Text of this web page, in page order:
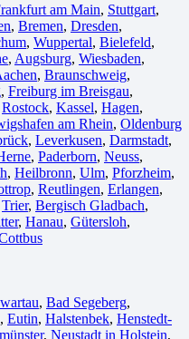
am Main, Stuttgart,
, Bremen, Dresden,
, Wuppertal⁠, Bielefeld⁠,
, Augsburg, Wiesbaden⁠,
, Braunschweig,
, Freiburg im Breisgau⁠,
Rostock⁠, Kassel⁠, Hagen,
am Rhein⁠, Oldenburg
, Leverkusen, Darmstadt⁠,
, Paderborn, Neuss,
, Heilbronn, Ulm⁠, Pforzheim,
, Reutlingen, Erlangen⁠,
Trier⁠, Bergisch Gladbach,
, Hanau, Gütersloh,
, Bad Segeberg,
, Eutin, Halstenbek, Henstedt-
, Neustadt in Holstein,